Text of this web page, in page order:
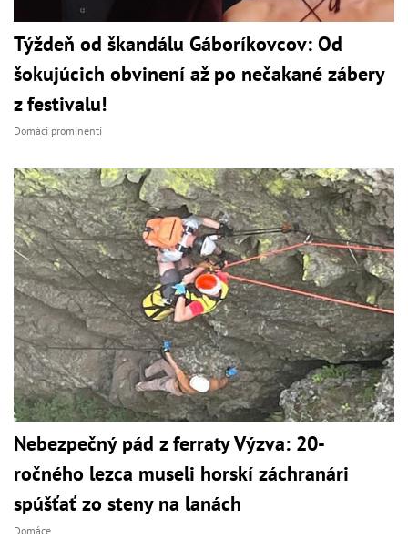
Týždeň od škandálu Gáboríkovcov: Od
šokujúcich obvinení až po nečakané zábery
z festivalu!
Domáci prominenti
Nebezpečný pád z ferraty Výzva: 20-
ročného lezca museli horskí záchranári
spúšťať zo steny na lanách
Domáce